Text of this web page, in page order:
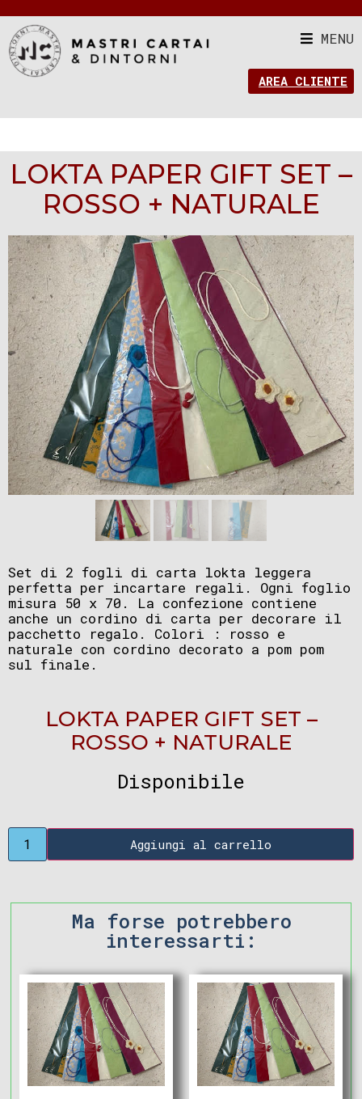
MENU
AREA CLIENTE
LOKTA PAPER GIFT SET –
ROSSO + NATURALE
Set di 2 fogli di carta lokta leggera
perfetta per incartare regali. Ogni foglio
misura 50 x 70. La confezione contiene
anche un cordino di carta per decorare il
pacchetto regalo. Colori : rosso e
naturale con cordino decorato a pom pom
sul finale.
LOKTA PAPER GIFT SET –
ROSSO + NATURALE
Disponibile
Aggiungi al carrello
Ma forse potrebbero
interessarti: